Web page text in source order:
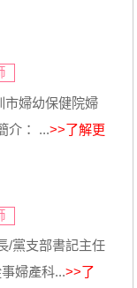
市婦幼保健院婦
介： ...>>了解更
/黨支部書記主任
婦產科...>>了